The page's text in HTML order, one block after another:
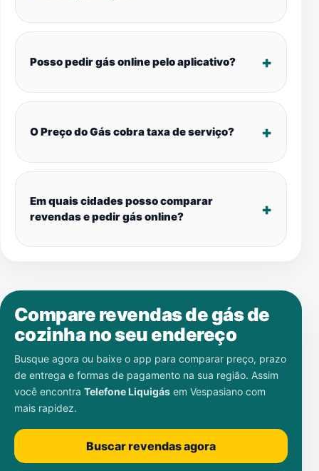
Posso pedir gás online pelo aplicativo?
O Preço do Gás cobra taxa de serviço?
Em quais cidades posso comparar
revendas e pedir gás online?
Compare revendas de gás de
cozinha no seu endereço
Busque agora ou baixe o app para comparar preço, prazo
de entrega e formas de pagamento na sua região. Assim
você encontra Telefone Liquigás em Vespasiano com
mais rapidez.
Buscar revendas agora